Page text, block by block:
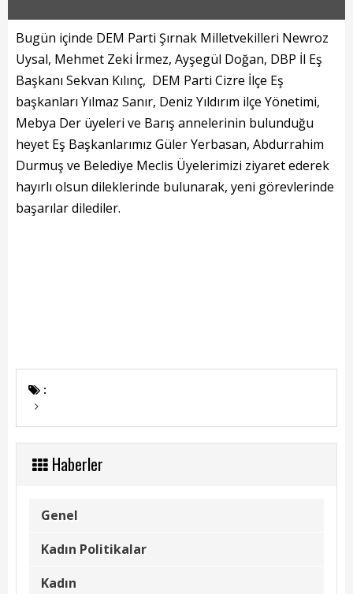
Şikayet Bildirim Formu
Şikayet Takip Formu
Başkan
Başkanın Özgeçmişi
Başkanın Mesajı
Başkanın Albümü
Planlanan Projeler
Haberler
Genel
Bugün içinde DEM Parti Şırnak Milletvekilleri Newroz
Uysal, Mehmet Zeki İrmez, Ayşegül Doğan, DBP İl Eş
Başkanı Sekvan Kılınç, DEM Parti Cizre İlçe Eş
başkanları Yılmaz Sanır, Deniz Yıldırım ilçe Yönetimi,
Mebya Der üyeleri ve Barış annelerinin bulunduğu
heyet Eş Başkanlarımız Güler Yerbasan, Abdurrahim
Durmuş ve Belediye Meclis Üyelerimizi ziyaret ederek
hayırlı olsun dileklerinde bulunarak, yeni görevlerinde
başarılar dilediler.
:
Haberler
Genel
Kadın Politikalar
Kadın